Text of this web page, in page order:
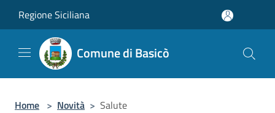
Regione Siciliana
Comune di Basicò
Home > Novità > Salute